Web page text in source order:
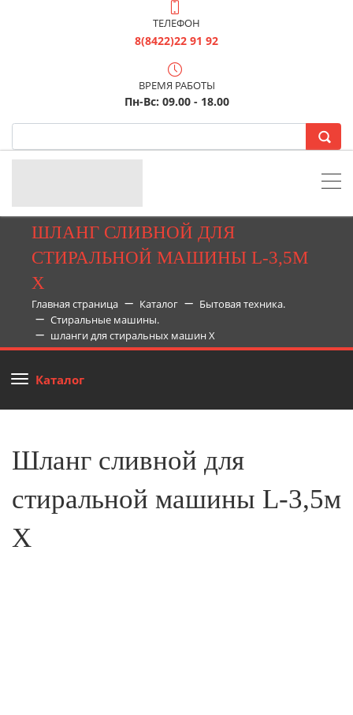
ТЕЛЕФОН
8(8422)22 91 92
ВРЕМЯ РАБОТЫ
Пн-Вс: 09.00 - 18.00
ШЛАНГ СЛИВНОЙ ДЛЯ
СТИРАЛЬНОЙ МАШИНЫ L-3,5М
Х
Главная страница Каталог
Бытовая техника.
Стиральные машины.
шланги для стиральных машин Х
Каталог
Шланг сливной для
стиральной машины L-3,5м
Х